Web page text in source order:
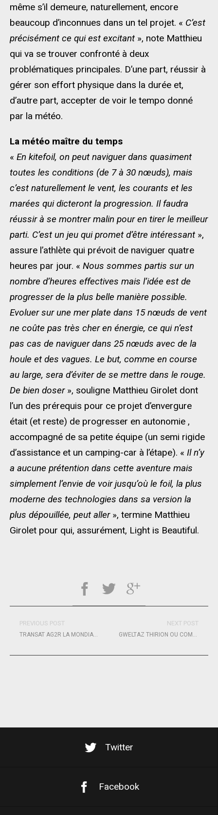
même s’il demeure, naturellement, encore
beaucoup d’inconnues dans un tel projet. « C’est
précisément ce qui est excitant », note Matthieu
qui va se trouver confronté à deux
problématiques principales. D’une part, réussir à
gérer son effort physique dans la durée et,
d’autre part, accepter de voir le tempo donné
par la météo.
La météo maître du temps
« En kitefoil, on peut naviguer dans quasiment
toutes les conditions (de 7 à 30 nœuds), mais
c’est naturellement le vent, les courants et les
marées qui dicteront la progression. Il faudra
réussir à se montrer malin pour en tirer le meilleur
parti. C’est un jeu qui promet d’être intéressant »,
assure l’athlète qui prévoit de naviguer quatre
heures par jour. « Nous sommes partis sur un
nombre d’heures effectives mais l’idée est de
progresser de la plus belle manière possible.
Evoluer sur une mer plate dans 15 nœuds de vent
ne coûte pas très cher en énergie, ce qui n’est
pas cas de naviguer dans 25 nœuds avec de la
houle et des vagues. Le but, comme en course
au large, sera d’éviter de se mettre dans le rouge.
De bien doser », souligne Matthieu Girolet dont
l’un des prérequis pour ce projet d’envergure
était (et reste) de progresser en autonomie ,
accompagné de sa petite équipe (un semi rigide
d’assistance et un camping-car à l’étape). « Il n’y
a aucune prétention dans cette aventure mais
simplement l’envie de voir jusqu’où le foil, la plus
moderne des technologies dans sa version la
plus dépouillée, peut aller», termine Matthieu
Girolet pour qui, assurément, Light is Beautiful.
PREVIOUS POST
TRANSAT AG2R LA MONDIALE : VICTOIRE ÉCLATANTE D’ADRIEN HARDY ET THOMAS RUYANT !
NEXT POST
GWELTAZ THIRION OU COMMENT DEVENIR CAPITAINE DU BELEM ?
Twitter
Facebook